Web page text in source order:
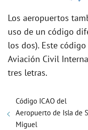
Los aeropuertos
uso de un código
los dos). Este
Aviación Civil
tres letras.
Código ICAO del
Aeropuerto de Isla de
Miguel